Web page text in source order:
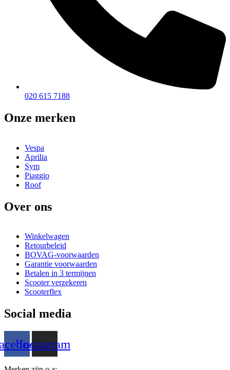
020 615 7188
Onze merken
Vespa
Aprilia
Sym
Piaggio
Roof
Over ons
Winkelwagen
Retourbeleid
BOVAG-voorwaarden
Garantie voorwaarden
Betalen in 3 termijnen
Scooter verzekeren
Scooterflex
Social media
Instagram